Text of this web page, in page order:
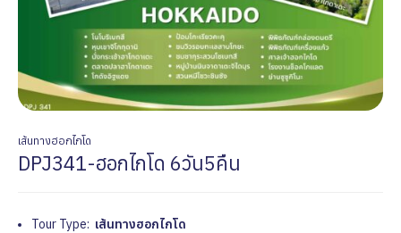
เส้นทางฮอกไกโด
DPJ341-ฮอกไกโด 6วัน5คืน
Tour Type: เส้นทางฮอกไกโด